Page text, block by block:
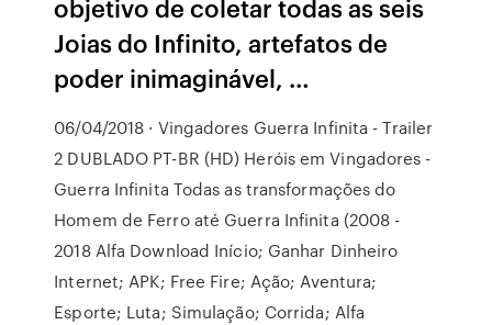
objetivo de coletar todas as seis
Joias do Infinito, artefatos de
poder inimaginável, …
06/04/2018 · Vingadores Guerra Infinita - Trailer
2 DUBLADO PT-BR (HD) Heróis em Vingadores -
Guerra Infinita Todas as transformações do
Homem de Ferro até Guerra Infinita (2008 -
2018 Alfa Download Início; Ganhar Dinheiro
Internet; APK; Free Fire; Ação; Aventura;
Esporte; Luta; Simulação; Corrida; Alfa